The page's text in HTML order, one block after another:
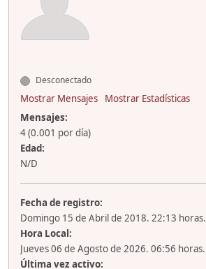
Desconectado
Mostrar Mensajes
Mostrar Estadísticas
Mensajes:
4 (0.001 por día)
Edad:
N/D
Fecha de registro:
Domingo 15 de Abril de 2018. 22:13 horas.
Hora Local:
Jueves 06 de Agosto de 2026. 06:56 horas.
Última vez activo: